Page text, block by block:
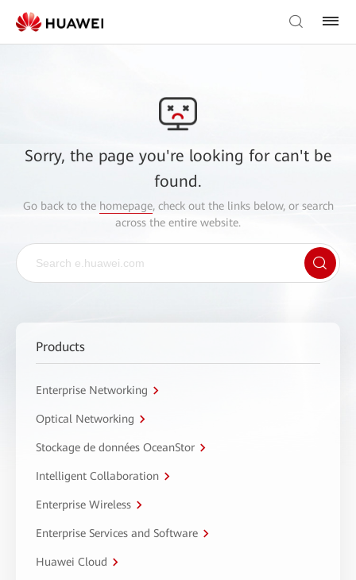
Sorry, the page you're looking for can't be
found.
Go back to the homepage, check out the links below, or search
across the entire website.
Products
Enterprise Networking
Optical Networking
Stockage de données OceanStor
Intelligent Collaboration
Enterprise Wireless
Enterprise Services and Software
Huawei Cloud